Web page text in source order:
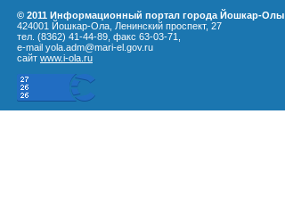
© 2011 Информационный портал города Йошкар-Олы
424001 Йошкар-Ола, Ленинский проспект, 27
тел. (8362) 41-44-89, факс 63-03-71,
e-mail yola.adm@mari-el.gov.ru
сайт www.i-ola.ru